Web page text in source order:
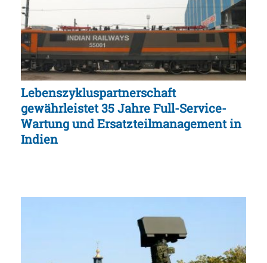
Lebenszykluspartnerschaft
gewährleistet 35 Jahre Full-Service-
Wartung und Ersatzteilmanagement in
Indien